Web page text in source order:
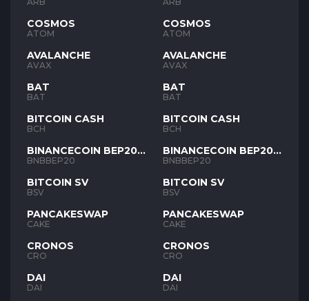
COSMOS
ATOM
AVALANCHE
AVAX
BAT
BAT
BITCOIN CASH
BCH
BINANCECOIN BEP20
BNB
BNBBEP20
BITCOIN SV
BSV
PANCAKESWAP
CAKE
CRONOS
CRO
DAI
DAI
COSMOS
ATOM
AVALANCHE
AVAX
BAT
BAT
BITCOIN CASH
BCH
BINANCECOIN BEP20
BNB
BNBBEP20
BITCOIN SV
BSV
PANCAKESWAP
CAKE
CRONOS
CRO
DAI
DAI